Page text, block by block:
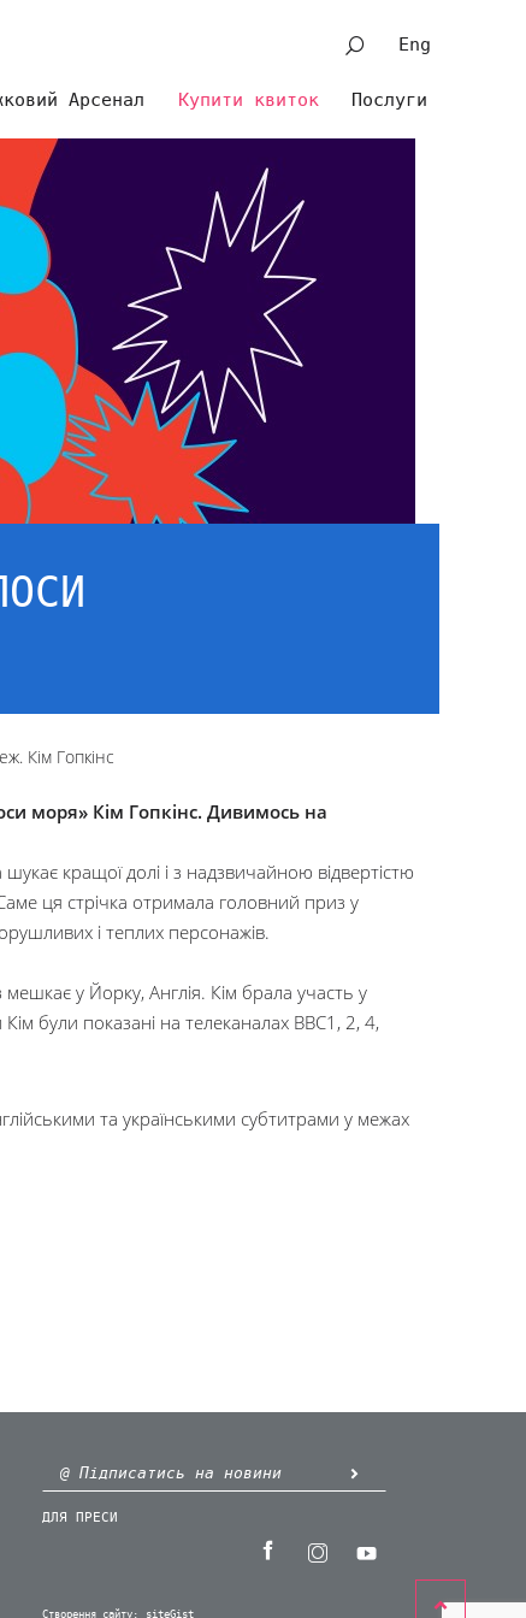
Eng
Арсенал Послуги
Купити квиток
Кім Гопкінс
моря» Кім Гопкінс. Дивимось на
кращої долі і з надзвичайною відвертістю
ця стрічка отримала головний приз у
і теплих персонажів.
у Йорку, Англія. Кім брала участь у
були показані на телеканалах BBC1, 2, 4,
та українськими субтитрами у межах
ДЛЯ ПРЕСИ